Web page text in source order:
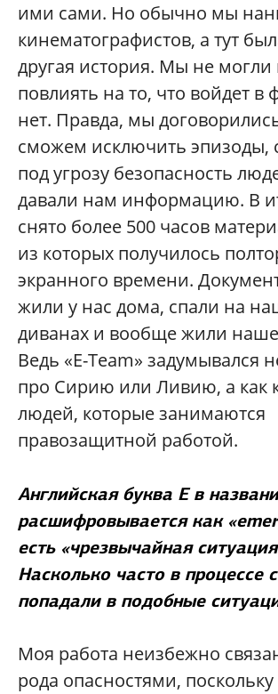
ими сами. Но обычно мы
кинематографистов, а тут
другая история. Мы не могли
повлиять на то, что войдет в
нет. Правда, мы
сможем исключить эпизоды,
под угрозу безопасность
давали нам информацию. В
снято более 500 часов
из которых получилось
экранного времени.
жили у нас дома, спали на
диванах и вообще жили
Ведь «E-Team» задумывался
про Сирию или Ливию, а как
людей, которые занимаются
правозащитной работой.
Английская буква E в
расшифровывается как
есть «чрезвычайная
Насколько часто в процессе
попадали в подобные
Моя работа неизбежно
рода опасностями,